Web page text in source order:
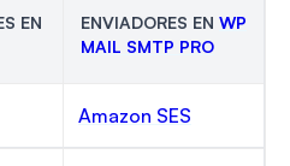
EN
ENVIADORES EN WP
MAIL SMTP PRO
Amazon SES